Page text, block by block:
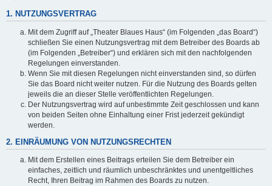
1. NUTZUNGSVERTRAG
Mit dem Zugriff auf „Theater Blaues Haus“ (im Folgenden „das Board“)
schließen Sie einen Nutzungsvertrag mit dem Betreiber des Boards ab
(im Folgenden „Betreiber“) und erklären sich mit den nachfolgenden
Regelungen einverstanden.
Wenn Sie mit diesen Regelungen nicht einverstanden sind, so dürfen
Sie das Board nicht weiter nutzen. Für die Nutzung des Boards gelten
jeweils die an dieser Stelle veröffentlichten Regelungen.
Der Nutzungsvertrag wird auf unbestimmte Zeit geschlossen und kann
von beiden Seiten ohne Einhaltung einer Frist jederzeit gekündigt
werden.
2. EINRÄUMUNG VON NUTZUNGSRECHTEN
Mit dem Erstellen eines Beitrags erteilen Sie dem Betreiber ein
einfaches, zeitlich und räumlich unbeschränktes und unentgeltliches
Recht, Ihren Beitrag im Rahmen des Boards zu nutzen.